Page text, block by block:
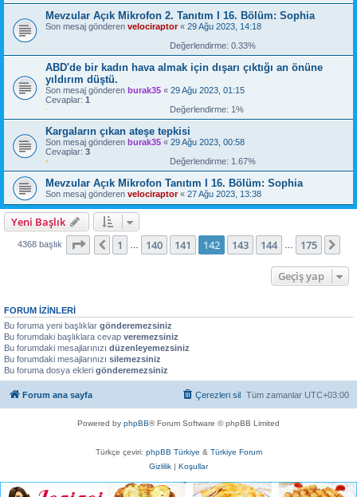
Mevzular Açık Mikrofon 2. Tanıtım I 16. Bölüm: Sophia
Son mesaj gönderen velociraptor« 29 Ağu 2023, 14:18
Değerlendirme: 0.33%
ABD'de bir kadın hava almak için dışarı çıktığı an önüne
yıldırım düştü.
Son mesaj gönderen burak35 « 29 Ağu 2023, 01:15
Cevaplar: 1
Değerlendirme: 1%
Kargaların çıkan ateşe tepkisi
Son mesaj gönderen burak35 « 29 Ağu 2023, 00:58
Cevaplar: 3
Değerlendirme: 1.67%
Mevzular Açık Mikrofon Tanıtım I 16. Bölüm: Sophia
Son mesaj gönderen velociraptor« 27 Ağu 2023, 13:38
Yeni Başlık
4368 başlık 142. sayfa (Toplam175 sayfa)
Önceki
1 140 141 142 143 144 175
Geçiş yap
FORUM IZINLERI
Bu foruma yeni başlıklar gönderemezsiniz
Bu forumdaki başlıklara cevap veremezsiniz
Bu forumdaki mesajlarınızı düzenleyemezsiniz
Bu forumdaki mesajlarınızı silemezsiniz
Bu foruma dosya ekleri gönderemezsiniz
Forum ana sayfa Tüm zamanlar UTC+03:00
Çerezleri sil
Powered by phpBB® Forum Software © phpBB Limited
Türkçe çeviri: phpBB Türkiye & Türkiye Forum
Gizlilik | Koşullar